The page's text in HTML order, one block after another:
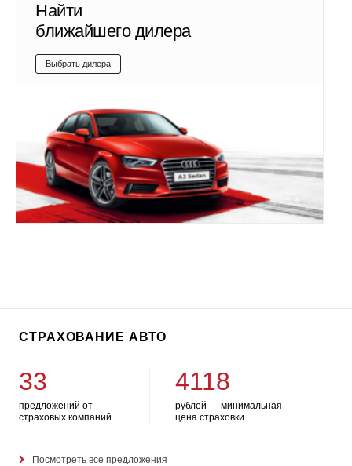
Найти
ближайшего дилера
Выбрать дилера
СТРАХОВАНИЕ АВТО
33
предложений от
страховых компаний
4118
рублей — минимальная
цена страховки
Посмотреть все предложения